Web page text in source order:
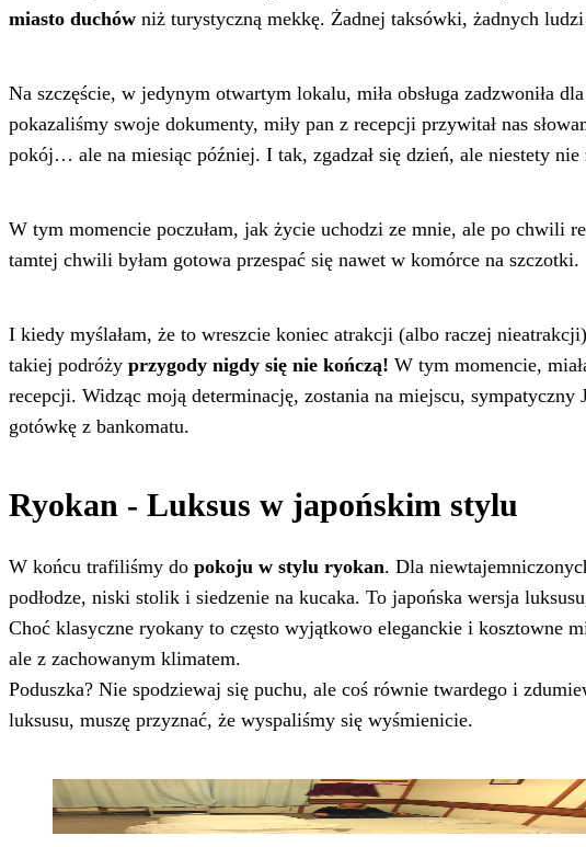
miasto duchów niż turystyczną mekkę. Żadnej taksówki, żadnych
Na szczęście, w jedynym otwartym lokalu, miła obsługa zadzwoniła
pokazaliśmy swoje dokumenty, miły pan z recepcji przywitał nas
pokój… ale na miesiąc później. I tak, zgadzał się dzień, ale niestety nie
W tym momencie poczułam, jak życie uchodzi ze mnie, ale po chwili
tamtej chwili byłam gotowa przespać się nawet w komórce na szczotki.
I kiedy myślałam, że to wreszcie koniec atrakcji (albo raczej
takiej podróży przygody nigdy się nie kończą! W tym momencie,
recepcji. Widząc moją determinację, zostania na miejscu,
gotówkę z bankomatu.
Ryokan - Luksus w japońskim stylu
W końcu trafiliśmy do pokoju w stylu ryokan. Dla
podłodze, niski stolik i siedzenie na kucaka. To japońska wersja
Choć klasyczne ryokany to często wyjątkowo eleganckie i kosztowne
ale z zachowanym klimatem.
Poduszka? Nie spodziewaj się puchu, ale coś równie twardego i
luksusu, muszę przyznać, że wyspaliśmy się wyśmienicie.